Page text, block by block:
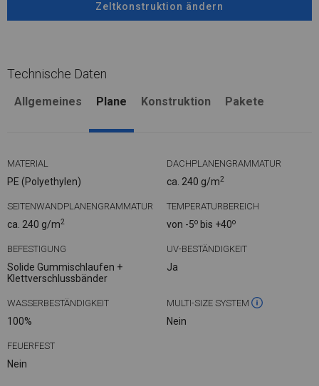
Zeltkonstruktion ändern
Technische Daten
Allgemeines Plane Konstruktion Pakete
MATERIAL
PE (Polyethylen)
DACHPLANENGRAMMATUR
ca. 240 g/m2
SEITENWANDPLANENGRAMMATUR
ca. 240 g/m2
TEMPERATURBEREICH
von -5o bis +40o
BEFESTIGUNG
Solide Gummischlaufen +
Klettverschlussbänder
UV-BESTÄNDIGKEIT
Ja
WASSERBESTÄNDIGKEIT
100%
MULTI-SIZE SYSTEM
Nein
FEUERFEST
Nein